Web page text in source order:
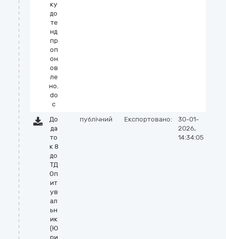
ку
до
те
нд
пр
оп
он
ов
ле
но.
do
c
До
да
то
к 8
до
ТД
Оп
ит
ув
ал
ьн
ик
(Ю
ри
публічний Експортовано:
30-01-
2026,
14:34:05